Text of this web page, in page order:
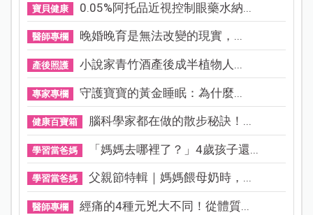
寶貝健康 0.05%阿托品近視控制眼藥水納...
醫師專欄 晚婚晚育是無法改變的現實，...
產後照護 小說家青竹酒產後成半植物人...
專家專欄 守護寶寶的黃金睡眠：為什麼...
健康百寶箱 腦科學家都在做的散步秘訣！...
學習當爸媽 「媽媽去哪裡了？」4歲孩子還...
學習當爸媽 父親節特輯｜媽媽餵母奶時，...
醫師專欄 經痛的4種元兇大不同！從體質...